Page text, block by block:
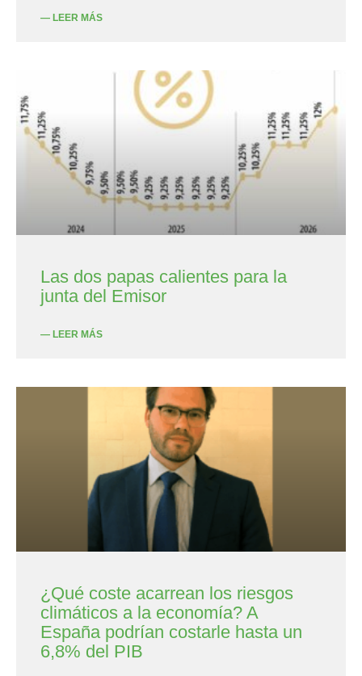
— LEER MÁS
Las dos papas calientes para la
junta del Emisor
— LEER MÁS
¿Qué coste acarrean los riesgos
climáticos a la economía? A
España podrían costarle hasta un
6,8% del PIB